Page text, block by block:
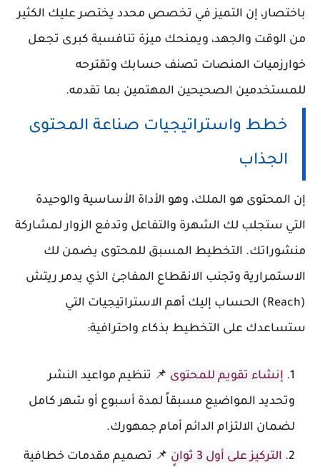
باختصار، إن التميز في تخصص محدد يختصر عليك الكثير
من الوقت والجهد، ويمنحك ميزة تنافسية كبرى تجعل
خوارزميات المنصات تصنف حسابك وتقترحه
للمستخدمين الصحيحين المهتمين بما تقدمه.
خطط واستراتيجيات صناعة المحتوى
الجذاب
إن المحتوى هو الملك، وهو الأداة الأساسية والوحيدة
التي ستجلب لك الشهرة والتفاعل وتدفع الزوار لمشاركة
منشوراتك. التخطيط المسبق للمحتوى يضمن لك
الاستمرارية وتجنب الانقطاع المفاجئ الذي يدمر ريتش
(Reach) الحساب إليك أهم الاستراتيجيات التي
ستساعدك على التخطيط بذكاء واحترافية:
إنشاء تقويم للمحتوى 📌 تنظيم مواعيد النشر
وتحديد المواضيع مسبقاً لمدة أسبوع أو شهر كامل
لضمان الالتزام الدائم أمام جمهورك.
التركيز على أول 3 ثوانٍ
📌 تصميم مقدمات خطافية